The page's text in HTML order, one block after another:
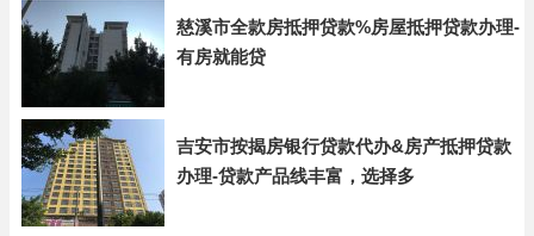
慈溪市全款房抵押贷款%房屋抵押贷款办理-
有房就能贷
吉安市按揭房银行贷款代办&房产抵押贷款
办理-贷款产品线丰富，选择多